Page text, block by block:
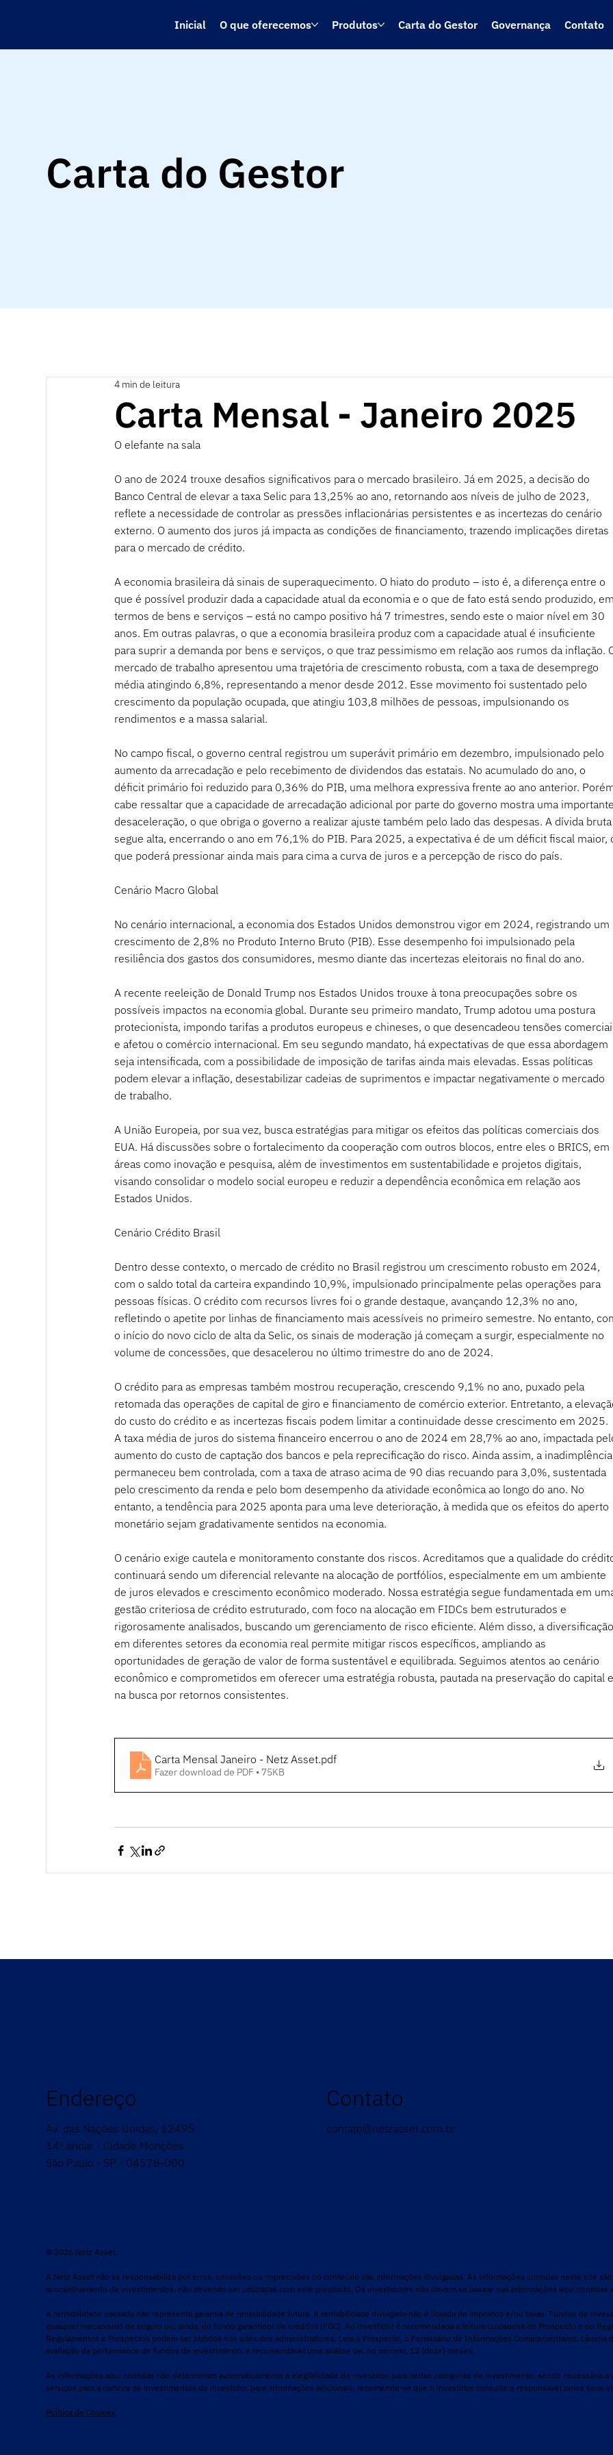
Inicial O que oferecemos Produtos Carta do Gestor Governança Contato
Carta do Gestor
Carta Mensal - Janeiro 2025
4 min de leitura
O elefante na sala
O ano de 2024 trouxe desafios significativos para o mercado brasileiro. Já em 2025, a decisão do
Banco Central de elevar a taxa Selic para 13,25% ao ano, retornando aos níveis de julho de 2023,
reflete a necessidade de controlar as pressões inflacionárias persistentes e as incertezas do cenário
externo. O aumento dos juros já impacta as condições de financiamento, trazendo implicações diretas
para o mercado de crédito.
A economia brasileira dá sinais de superaquecimento. O hiato do produto – isto é, a diferença entre o
que é possível produzir dada a capacidade atual da economia e o que de fato está sendo produzido,
termos de bens e serviços – está no campo positivo há 7 trimestres, sendo este o maior nível em 30
anos. Em outras palavras, o que a economia brasileira produz com a capacidade atual é insuficiente
para suprir a demanda por bens e serviços, o que traz pessimismo em relação aos rumos da inflação.
mercado de trabalho apresentou uma trajetória de crescimento robusta, com a taxa de desemprego
média atingindo 6,8%, representando a menor desde 2012. Esse movimento foi sustentado pelo
crescimento da população ocupada, que atingiu 103,8 milhões de pessoas, impulsionando os
rendimentos e a massa salarial.
No campo fiscal, o governo central registrou um superávit primário em dezembro, impulsionado pelo
aumento da arrecadação e pelo recebimento de dividendos das estatais. No acumulado do ano, o
déficit primário foi reduzido para 0,36% do PIB, uma melhora expressiva frente ao ano anterior.
cabe ressaltar que a capacidade de arrecadação adicional por parte do governo mostra uma
desaceleração, o que obriga o governo a realizar ajuste também pelo lado das despesas. A dívida
segue alta, encerrando o ano em 76,1% do PIB. Para 2025, a expectativa é de um déficit fiscal maior,
que poderá pressionar ainda mais para cima a curva de juros e a percepção de risco do país.
Cenário Macro Global
No cenário internacional, a economia dos Estados Unidos demonstrou vigor em 2024, registrando um
crescimento de 2,8% no Produto Interno Bruto (PIB). Esse desempenho foi impulsionado pela
resiliência dos gastos dos consumidores, mesmo diante das incertezas eleitorais no final do ano.
A recente reeleição de Donald Trump nos Estados Unidos trouxe à tona preocupações sobre os
possíveis impactos na economia global. Durante seu primeiro mandato, Trump adotou uma postura
protecionista, impondo tarifas a produtos europeus e chineses, o que desencadeou tensões
e afetou o comércio internacional. Em seu segundo mandato, há expectativas de que essa abordagem
seja intensificada, com a possibilidade de imposição de tarifas ainda mais elevadas. Essas políticas
podem elevar a inflação, desestabilizar cadeias de suprimentos e impactar negativamente o mercado
de trabalho.
A União Europeia, por sua vez, busca estratégias para mitigar os efeitos das políticas comerciais dos
EUA. Há discussões sobre o fortalecimento da cooperação com outros blocos, entre eles o BRICS, em
áreas como inovação e pesquisa, além de investimentos em sustentabilidade e projetos digitais,
visando consolidar o modelo social europeu e reduzir a dependência econômica em relação aos
Estados Unidos.
Cenário Crédito Brasil
Dentro desse contexto, o mercado de crédito no Brasil registrou um crescimento robusto em 2024,
com o saldo total da carteira expandindo 10,9%, impulsionado principalmente pelas operações para
pessoas físicas. O crédito com recursos livres foi o grande destaque, avançando 12,3% no ano,
refletindo o apetite por linhas de financiamento mais acessíveis no primeiro semestre. No entanto,
o início do novo ciclo de alta da Selic, os sinais de moderação já começam a surgir, especialmente no
volume de concessões, que desacelerou no último trimestre do ano de 2024.
O crédito para as empresas também mostrou recuperação, crescendo 9,1% no ano, puxado pela
retomada das operações de capital de giro e financiamento de comércio exterior. Entretanto, a
do custo do crédito e as incertezas fiscais podem limitar a continuidade desse crescimento em 2025.
A taxa média de juros do sistema financeiro encerrou o ano de 2024 em 28,7% ao ano, impactada
aumento do custo de captação dos bancos e pela reprecificação do risco. Ainda assim, a
permaneceu bem controlada, com a taxa de atraso acima de 90 dias recuando para 3,0%, sustentada
pelo crescimento da renda e pelo bom desempenho da atividade econômica ao longo do ano. No
entanto, a tendência para 2025 aponta para uma leve deterioração, à medida que os efeitos do aperto
monetário sejam gradativamente sentidos na economia.
O cenário exige cautela e monitoramento constante dos riscos. Acreditamos que a qualidade do
continuará sendo um diferencial relevante na alocação de portfólios, especialmente em um ambiente
de juros elevados e crescimento econômico moderado. Nossa estratégia segue fundamentada em
gestão criteriosa de crédito estruturado, com foco na alocação em FIDCs bem estruturados e
rigorosamente analisados, buscando um gerenciamento de risco eficiente. Além disso, a
em diferentes setores da economia real permite mitigar riscos específicos, ampliando as
oportunidades de geração de valor de forma sustentável e equilibrada. Seguimos atentos ao cenário
econômico e comprometidos em oferecer uma estratégia robusta, pautada na preservação do capital
na busca por retornos consistentes.
Carta Mensal Janeiro - Netz Asset.pdf
Fazer download de PDF • 75KB
Endereço
Av. das Nações Unidas, 12495
14º andar - Cidade Monções
São Paulo - SP - 04578-000
Contato
contato@netzasset.com.br
© 2026 Netz Asset.
A Netz Asset não se responsabiliza por erros, omissões ou imprecisões no conteúdo das informações divulgadas. As informações contidas neste site
aconselhamento de investimentos, não devendo ser utilizadas com este propósito. Os investidores não devem se basear nas informações aqui
A rentabilidade passada não representa garantia de rentabilidade futura. A rentabilidade divulgada não é líquida de impostos e/ou taxas. Fundos de
qualquer mecanismo de seguro ou, ainda, do fundo garantidor de créditos (FGC). Ao investidor é recomendada a leitura cuidadosa do Prospecto e do
Regulamentos e Prospectos podem ser obtidos nos sites dos administradores. Leia o Prospecto, o Formulário de Informações Complementares,
avaliação da performance de fundos de investimento, é recomendável uma análise de, no mínimo, 12 (doze) meses.
As informações aqui contidas não determinam automaticamente a elegibilidade do investidor para certas categorias de investimento, sendo necessária
serviços para a carteira de investimentos do investidor. para informações adicionais, recomenda-se que o investidor consulte o responsável pelos seus
Política de Cookies